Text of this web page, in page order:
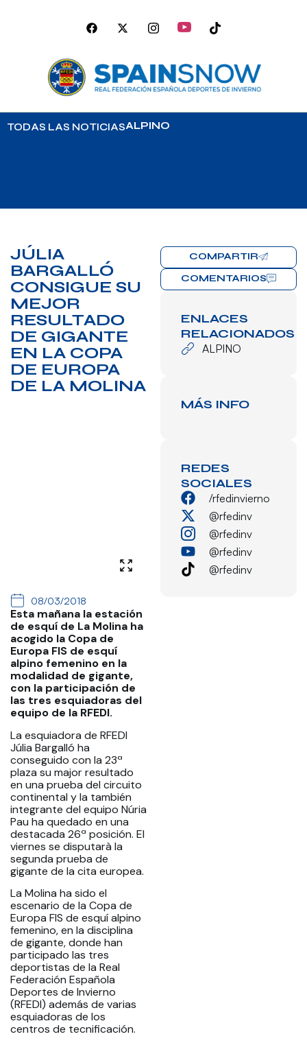
TODAS LAS NOTICIASALPINO
JÚLIA
BARGALLÓ
CONSIGUE SU
MEJOR
RESULTADO
DE GIGANTE
EN LA COPA
DE EUROPA
DE LA MOLINA
08/03/2018
Esta mañana la estación
de esquí de La Molina ha
acogido la Copa de
Europa FIS de esquí
alpino femenino en la
modalidad de gigante,
con la participación de
las tres esquiadoras del
equipo de la RFEDI.
La esquiadora de RFEDI
Júlia Bargalló ha
conseguido con la 23ª
plaza su major resultado
en una prueba del circuito
continental y la también
integrante del equipo Núria
Pau ha quedado en una
destacada 26ª posición. El
viernes se disputarà la
segunda prueba de
gigante de la cita europea.
La Molina ha sido el
escenario de la Copa de
Europa FIS de esquí alpino
femenino, en la disciplina
de gigante, donde han
participado las tres
deportistas de la Real
Federación Española
Deportes de Invierno
(RFEDI) además de varias
esquiadoras de los
centros de tecnificación.
COMPARTIR
COMENTARIOS
ENLACES
RELACIONADOS
ALPINO
MÁS INFO
REDES
SOCIALES
/rfedinvierno
@rfedinv
@rfedinv
@rfedinv
@rfedinv